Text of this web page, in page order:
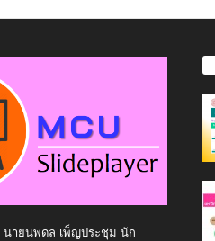
ายนพดล เพ็ญประชุม นัก